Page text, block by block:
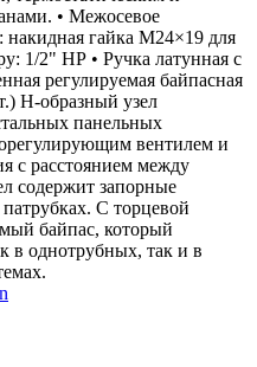
• Межосевое
накидная гайка М24×19 для
1/2" НР • Ручка латунная с
регулируемая байпасная
Н-образный узел
панельных
вентилем и
с расстоянием между
содержит запорные
С торцевой
байпас, который
в однотрубных, так и в